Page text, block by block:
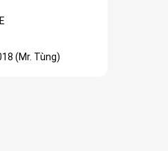
(Mr. Tùng)